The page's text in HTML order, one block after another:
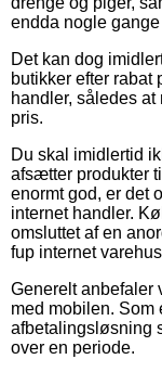
endda nogle
Det kan dog
butikker efter rabat
handler, således
pris.
Du skal imidlertid
afsætter produkter
enormt god, er det
internet handler.
omsluttet af en
fup internet
Generelt anbefaler
med mobilen. Som
afbetalingsløsning
over en periode.